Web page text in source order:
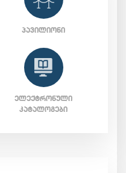
ᲞᲐᲕᲘᲚᲘᲝᲜᲘ
ᲔᲚᲔᲥᲢᲠᲝᲜᲣᲚᲘ
ᲙᲐᲢᲐᲚᲝᲒᲔᲑᲘ